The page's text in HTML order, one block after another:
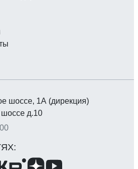
шоссе, 1А (дирекция)
д.10